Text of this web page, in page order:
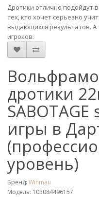
Дротики отлично подойдут
тех, кто хочет серьезно
выдающихся результатов.
игроков.
дротики
игры в
уровень)
Бренд: Winmau
Модель: 103084496157